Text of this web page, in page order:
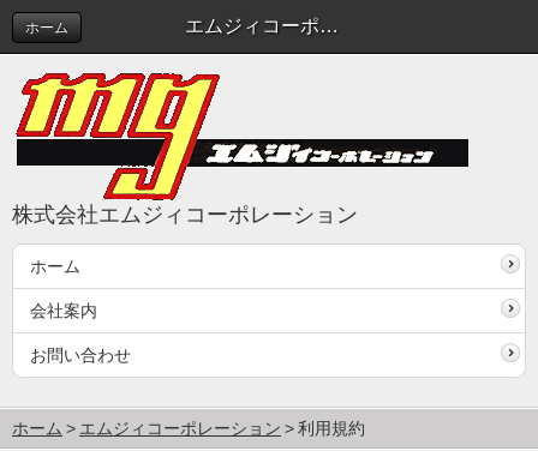
エムジィコーポレーション
ホーム
株式会社エムジィコーポレーション
ホーム
会社案内
お問い合わせ
ホーム エムジィコーポレーション 利用規約